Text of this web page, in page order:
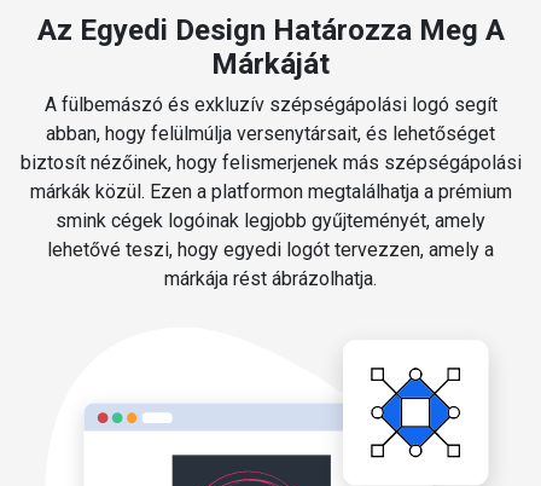
Az Egyedi Design Határozza Meg A
Márkáját
A fülbemászó és exkluzív szépségápolási logó segít
abban, hogy felülmúlja versenytársait, és lehetőséget
biztosít nézőinek, hogy felismerjenek más szépségápolási
márkák közül. Ezen a platformon megtalálhatja a prémium
smink cégek logóinak legjobb gyűjteményét, amely
lehetővé teszi, hogy egyedi logót tervezzen, amely a
márkája rést ábrázolhatja.